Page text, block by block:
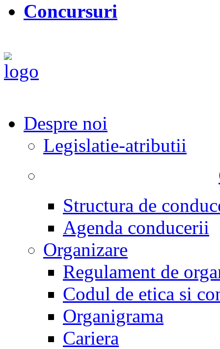
Concursuri
Despre noi
Legislatie-atributii
Structura de
Agenda conducerii
Organizare
Regulament de
Codul de etica si
Organigrama
Cariera